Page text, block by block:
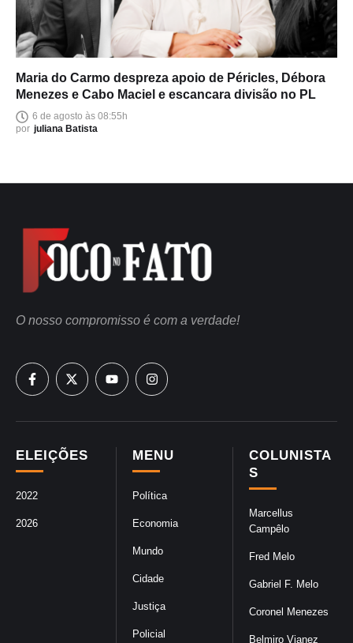
Maria do Carmo despreza apoio de Péricles, Débora
Menezes e Cabo Maciel e escancara divisão no PL
6 de agosto às 08:55h
por juliana Batista
COLUNISTA
S
Marcellus
Campêlo
Fred Melo
Gabriel F. Melo
Coronel Menezes
Belmiro Vianez
MENU
Política
Economia
Mundo
Cidade
Justiça
Policial
ELEIÇÕES
2022
2026
O nosso compromisso é com a verdade!